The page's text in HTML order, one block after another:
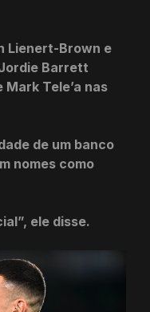
Lienert-Brown e
Barrett
Tele’a nas
de um banco
nomes como
ele disse.